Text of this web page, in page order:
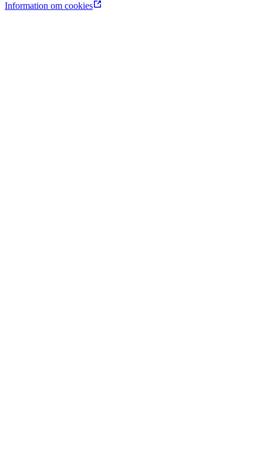
Information om cookies